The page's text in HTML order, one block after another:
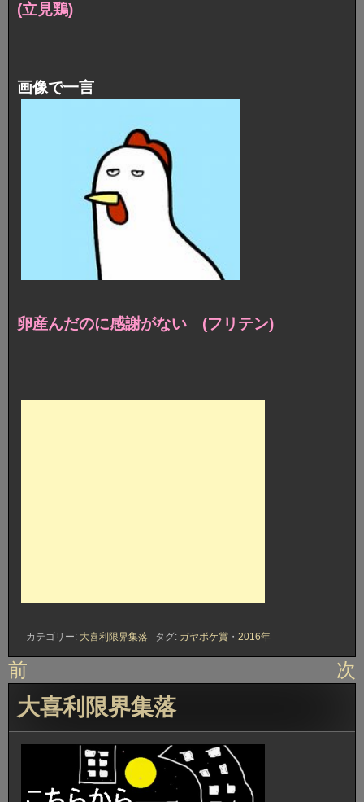
(立見鶏)
画像で一言
卵産んだのに感謝がない (フリテン)
カテゴリー: 大喜利限界集落 タグ: ガヤボケ賞 ・ 2016年
投
稿
ナ
ビ
前 次
大喜利限界集落